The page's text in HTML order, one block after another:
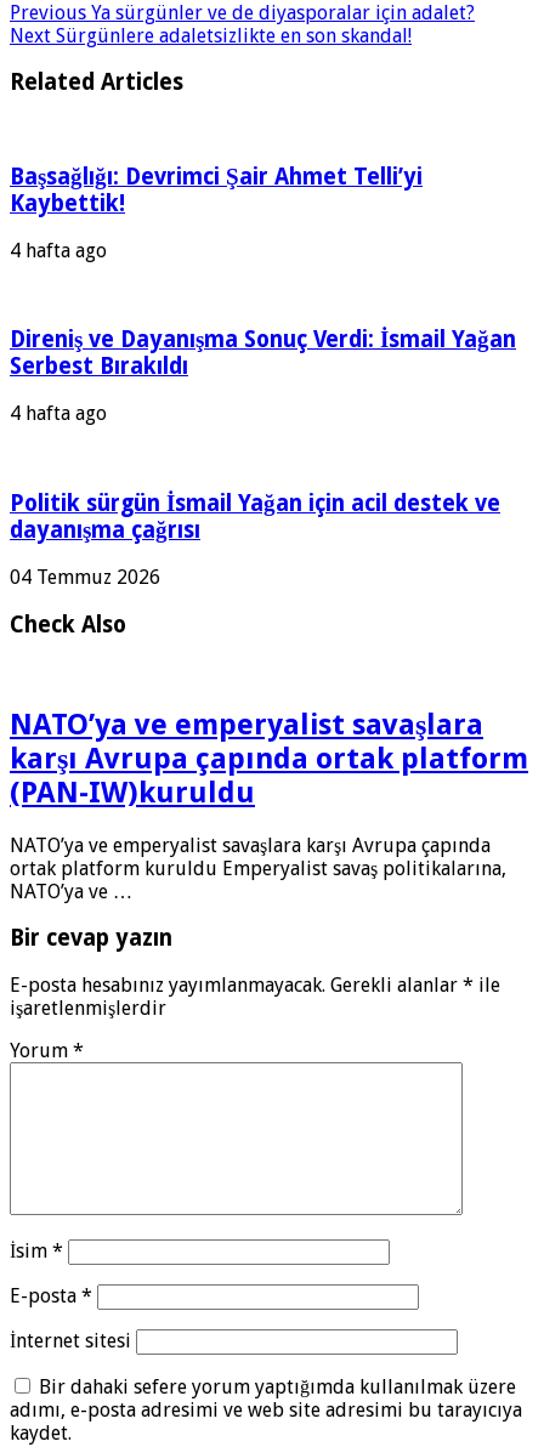
Previous Ya sürgünler ve de diyasporalar için adalet?
Next Sürgünlere adaletsizlikte en son skandal!
Related Articles
Başsağlığı: Devrimci Şair Ahmet Telli’yi
Kaybettik!
4 hafta ago
Direniş ve Dayanışma Sonuç Verdi: İsmail Yağan
Serbest Bırakıldı
4 hafta ago
Politik sürgün İsmail Yağan için acil destek ve
dayanışma çağrısı
04 Temmuz 2026
Check Also
NATO’ya ve emperyalist savaşlara
karşı Avrupa çapında ortak platform
(PAN-IW)kuruldu
NATO’ya ve emperyalist savaşlara karşı Avrupa çapında
ortak platform kuruldu Emperyalist savaş politikalarına,
NATO’ya ve …
Bir cevap yazın
E-posta hesabınız yayımlanmayacak. Gerekli alanlar * ile
işaretlenmişlerdir
Yorum *
İsim *
E-posta *
İnternet sitesi
Bir dahaki sefere yorum yaptığımda kullanılmak üzere
adımı, e-posta adresimi ve web site adresimi bu tarayıcıya
kaydet.